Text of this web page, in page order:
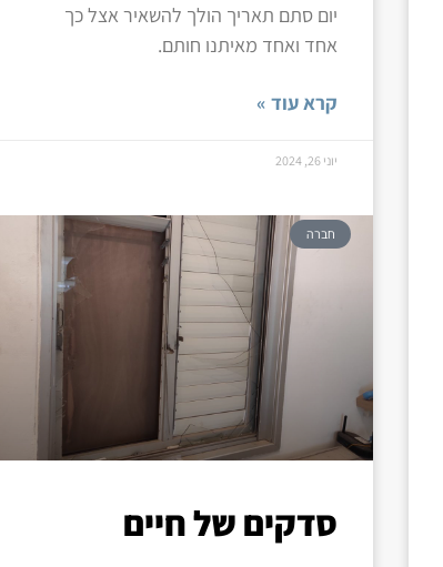
יום סתם תאריך הולך להשאיר אצל כך
אחד ואחד מאיתנו חותם.
קרא עוד »
יוני 26, 2024
חברה
סדקים של חיים